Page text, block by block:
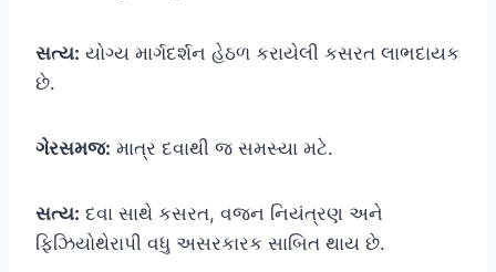
સત્ય: યોગ્ય માર્ગદર્શન હેઠળ કરાયેલી કસરત લાભદાયક
છે.
ગેરસમજ: માત્ર દવાથી જ સમસ્યા મટે.
સત્ય: દવા સાથે કસરત, વજન નિયંત્રણ અને
ફિઝિયોથેરાપી વધુ અસરકારક સાબિત થાય છે.